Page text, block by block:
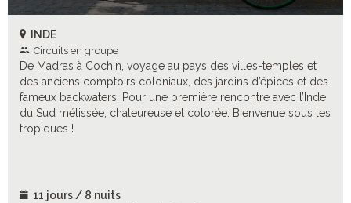
INDE
Circuits en groupe
De Madras à Cochin, voyage au pays des villes-temples et
des anciens comptoirs coloniaux, des jardins d’épices et des
fameux backwaters. Pour une première rencontre avec l’Inde
du Sud métissée, chaleureuse et colorée. Bienvenue sous les
tropiques !
11 jours / 8 nuits